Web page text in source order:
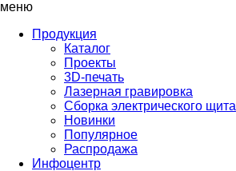
меню
Продукция
Каталог
Проекты
3D-печать
Лазерная гравировка
Сборка электрического щита
Новинки
Популярное
Распродажа
Инфоцентр